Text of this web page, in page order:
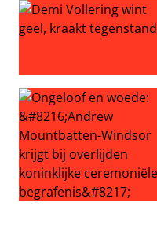
Demi Vollering wint